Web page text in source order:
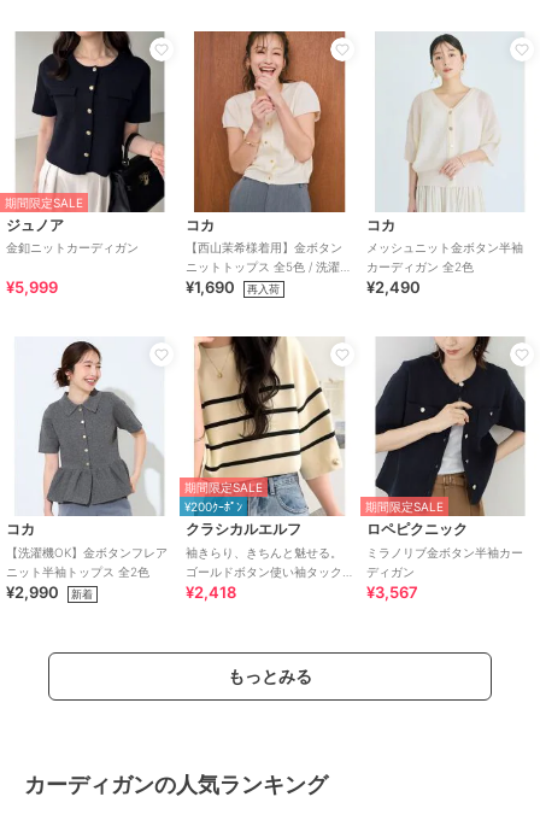
期間限定SALE
ジュノア
金釦ニットカーディガン
¥5,999
コカ
【西山茉希様着用】金ボタン
ニットトップス 全5色 / 洗濯機
OK
¥1,690 再入荷
コカ
メッシュニット金ボタン半袖
カーディガン 全2色
¥2,490
コカ
【洗濯機OK】金ボタンフレア
ニット半袖トップス 全2色
¥2,990 新着
期間限定SALE
¥200ｸｰﾎﾟﾝ
クラシカルエルフ
袖きらり、きちんと魅せる。
ゴールドボタン使い袖タック
ミラノリブトップス（半袖）
¥2,418
期間限定SALE
ロペピクニック
ミラノリブ金ボタン半袖カー
ディガン
¥3,567
もっとみる
カーディガンの人気ランキング